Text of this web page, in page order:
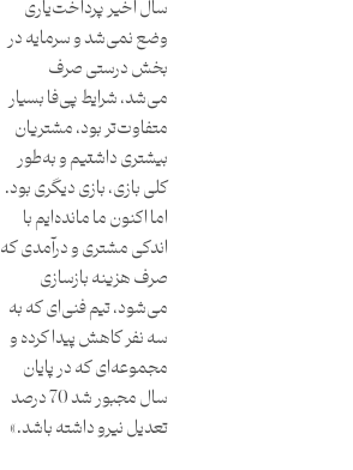
سال اخیر پرداخت‌یاری
وضع نمی‌شد و سرمایه در
بخش‌ درستی صرف
می‌شد، شرایط پی‌فا بسیار
متفاوت‌تر بود، مشتریان
بیشتری داشتیم و به‌طور
کلی بازی، ‌بازی دیگری بود.
اما اکنون ما مانده‌ایم با
اندکی مشتری و درآمدی که
صرف هزینه بازسازی
می‌شود، تیم فنی‌ای که به
سه نفر کاهش پیدا کرده و
مجموعه‌ای که در پایان
سال مجبور شد 70 درصد
تعدیل نیرو داشته باشد.»